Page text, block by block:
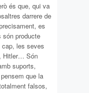
és que, qui va
darrere de
es
són producte
cap, les seves
Hitler… Són
suports,
que la
falsos,